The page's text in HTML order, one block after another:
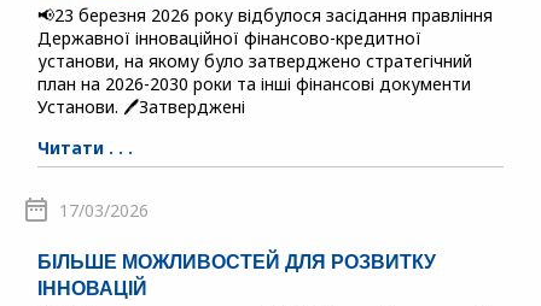
📢23 березня 2026 року відбулося засідання правління
Державної інноваційної фінансово-кредитної
установи, на якому було затверджено стратегічний
план на 2026-2030 роки та інші фінансові документи
Установи. 🖊️Затверджені
Читати . . .
17/03/2026
БІЛЬШЕ МОЖЛИВОСТЕЙ ДЛЯ РОЗВИТКУ
ІННОВАЦІЙ